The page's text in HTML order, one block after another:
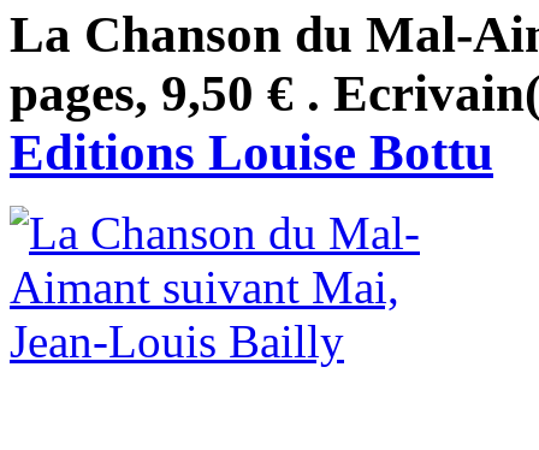
La Chanson du Mal-
pages, 9,50 € .
Editions Louise Bottu